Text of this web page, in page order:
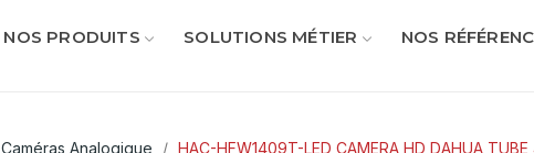
NOS PRODUITS SOLUTIONS MÉTIER NOS
Caméras Analogique HAC-HFW1409T-LED CAMERA HD DAHUA